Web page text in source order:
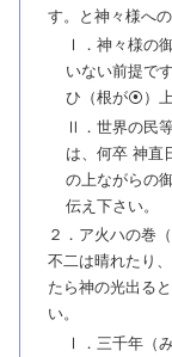
す。と神々様へ
Ⅰ．神々様の
いない前提で
ひ（根が⦿）上
Ⅱ．世界の民
は、何卒 神直
の上ながらの
伝え下さい。
２．ア火ハの巻
不二は晴れたり
たら神の光出る
い。
Ⅰ．三千年（